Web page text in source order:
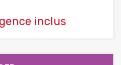
inclus